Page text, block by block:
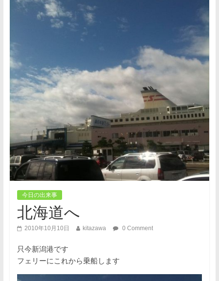
今日の出来事
北海道へ
2010年10月10日 kitazawa 0 Comment
只今新潟港です
フェリーにこれから乗船します